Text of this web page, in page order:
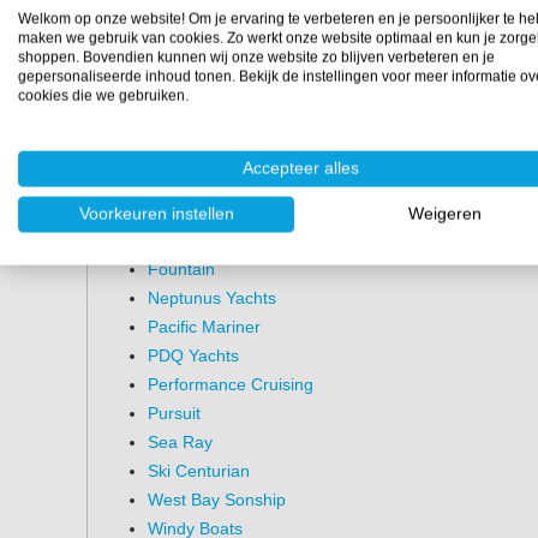
30x30 cm
30x60 cm
120x120 cm
Bootmerken die Gibco
Baja
Fountain
Neptunus Yachts
Pacific Mariner
PDQ Yachts
Performance Cruising
Pursuit
Sea Ray
Ski Centurian
West Bay Sonship
Windy Boats
Welkom op onze website! Om je ervaring te verbeteren en je persoonlijker te
maken we gebruik van cookies. Zo werkt onze website optimaal en kun je
shoppen. Bovendien kunnen wij onze website zo blijven verbeteren en je
gepersonaliseerde inhoud tonen. Bekijk de instellingen voor meer informatie
cookies die we gebruiken.
Accepteer alles
Voorkeuren instellen Weigeren